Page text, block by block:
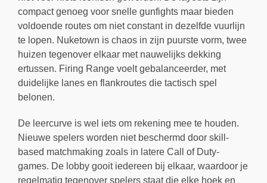
compact genoeg voor snelle gunfights maar bieden
voldoende routes om niet constant in dezelfde vuurlijn
te lopen. Nuketown is chaos in zijn puurste vorm, twee
huizen tegenover elkaar met nauwelijks dekking
ertussen. Firing Range voelt gebalanceerder, met
duidelijke lanes en flankroutes die tactisch spel
belonen.
De leercurve is wel iets om rekening mee te houden.
Nieuwe spelers worden niet beschermd door skill-
based matchmaking zoals in latere Call of Duty-
games. De lobby gooit iedereen bij elkaar, waardoor je
regelmatig tegenover spelers staat die elke hoek en